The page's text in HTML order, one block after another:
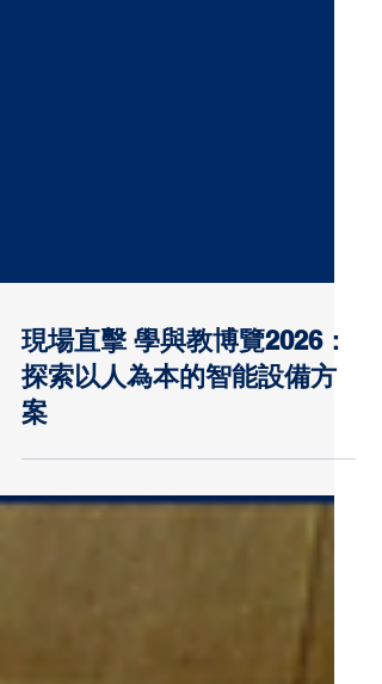
現場直擊 學與教博覽2026：
探索以人為本的智能設備方
案